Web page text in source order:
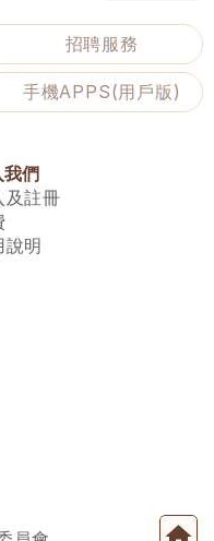
招聘服務
手機APPS(用戶版)
我們
及註冊
說明